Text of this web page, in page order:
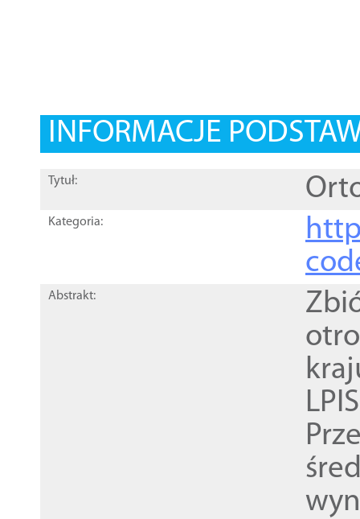
INFORMACJE
Tytuł:
Kategoria:
Abstrakt: